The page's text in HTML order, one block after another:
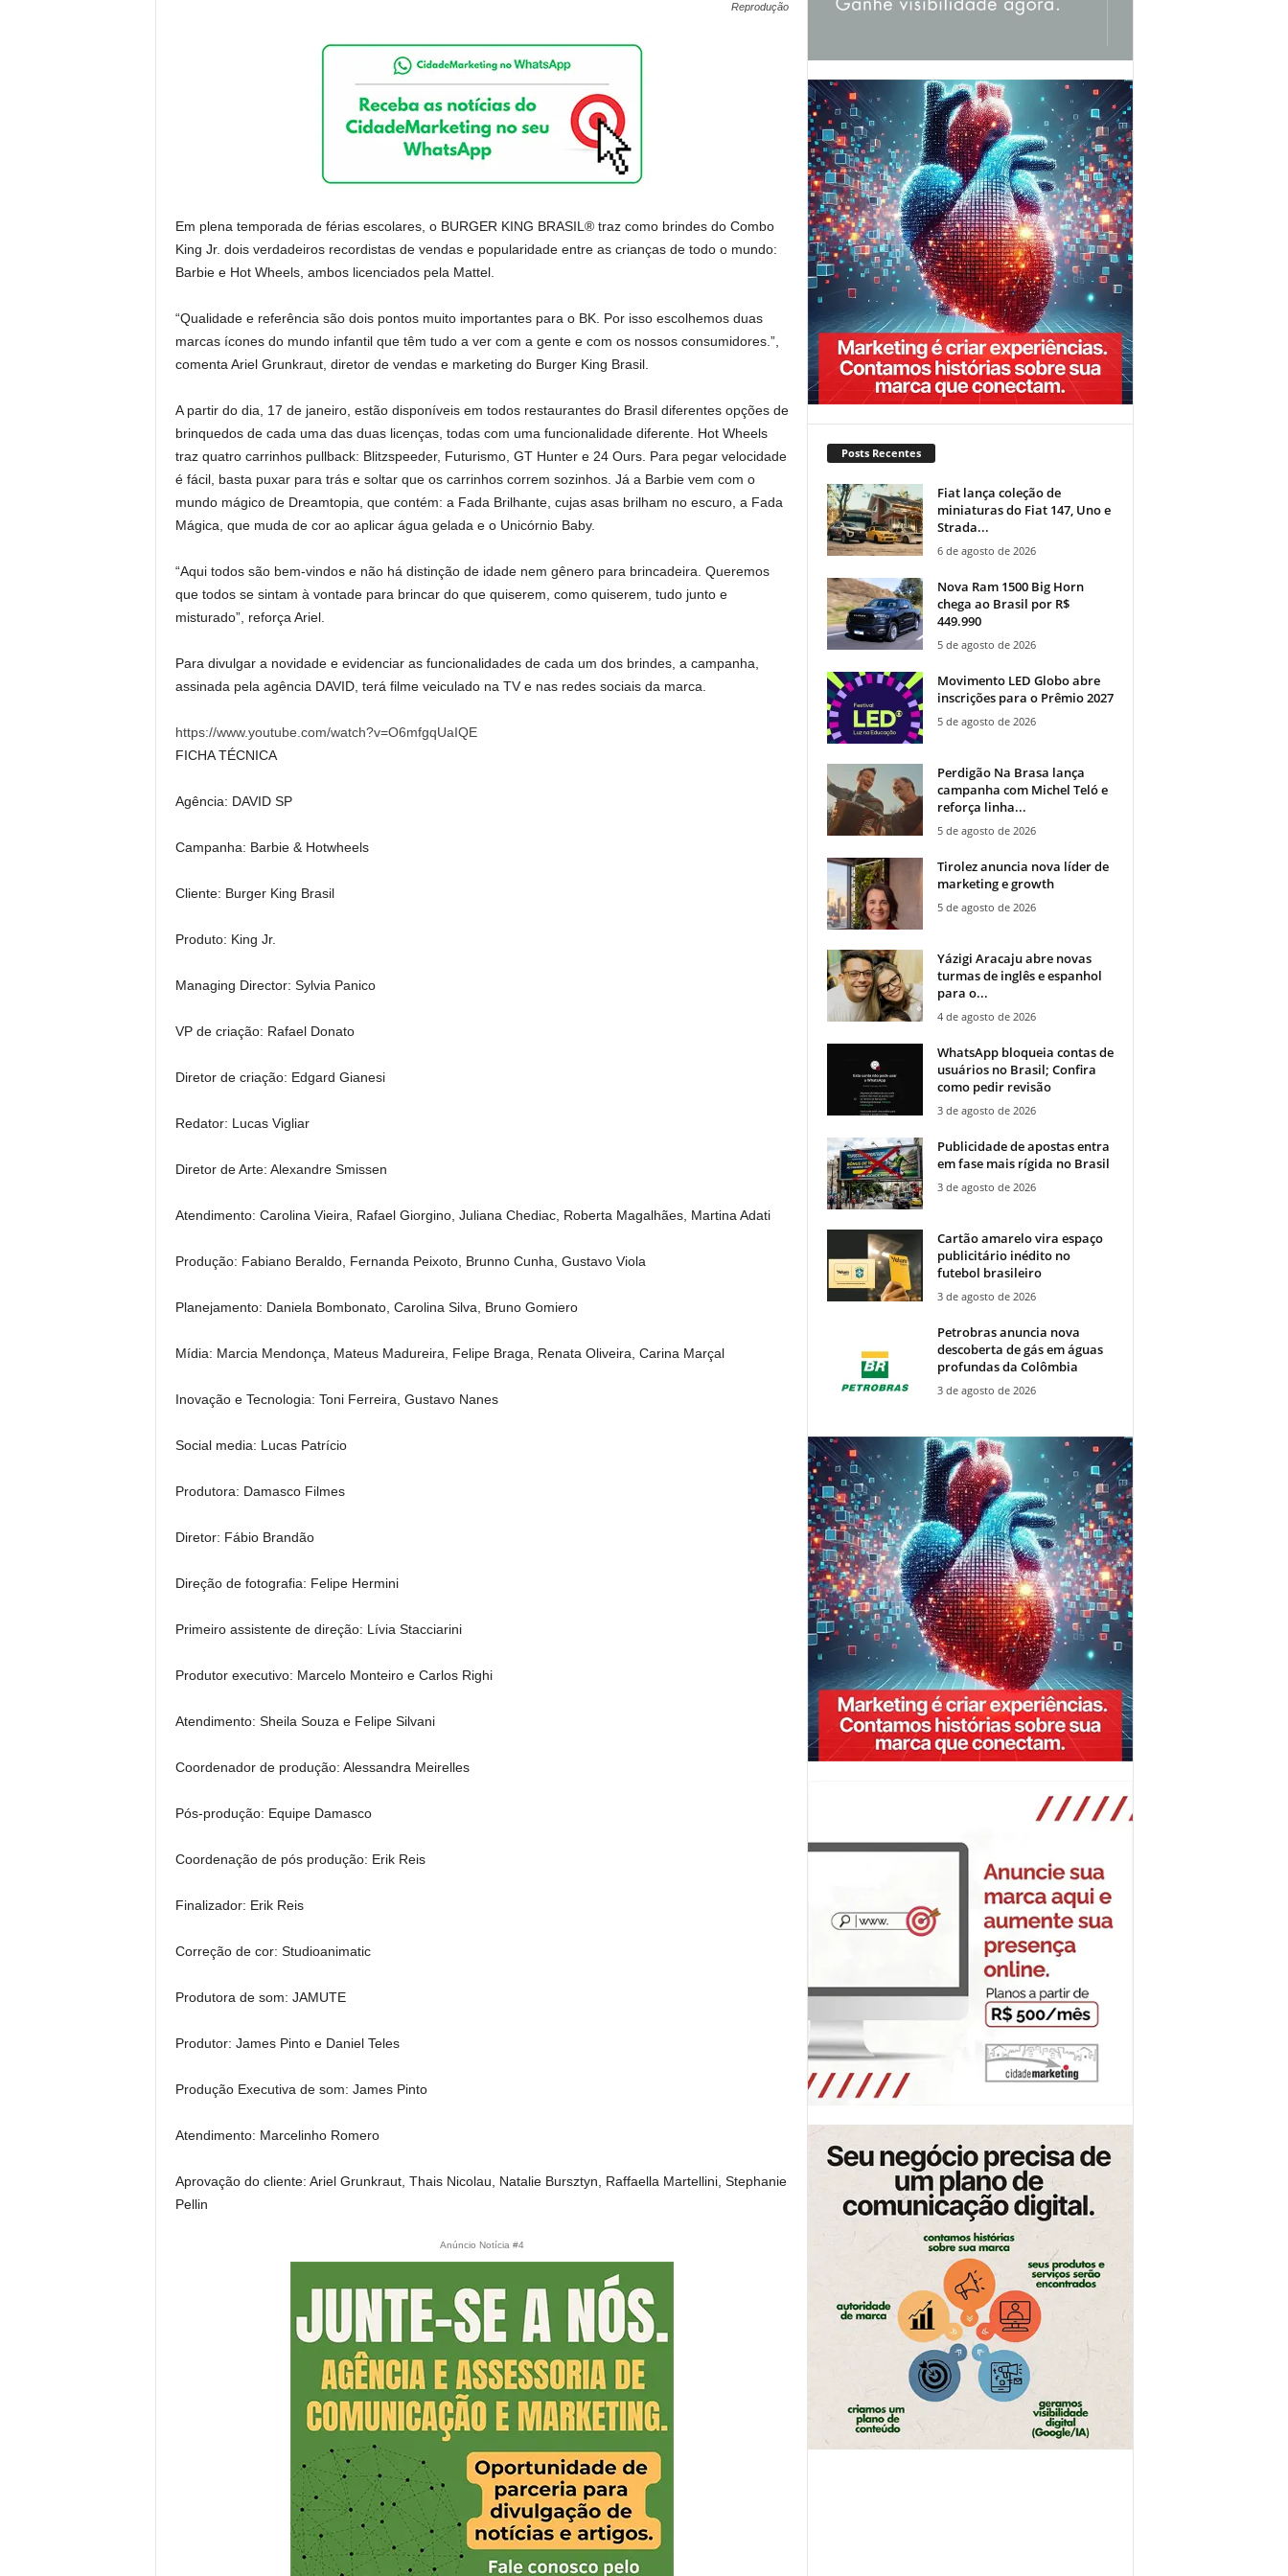
Reprodução
Em plena temporada de férias escolares, o BURGER KING BRASIL® traz como brindes do Combo
King Jr. dois verdadeiros recordistas de vendas e popularidade entre as crianças de todo o mundo:
Barbie e Hot Wheels, ambos licenciados pela Mattel.
“Qualidade e referência são dois pontos muito importantes para o BK. Por isso escolhemos duas
marcas ícones do mundo infantil que têm tudo a ver com a gente e com os nossos consumidores.”,
comenta Ariel Grunkraut, diretor de vendas e marketing do Burger King Brasil.
A partir do dia, 17 de janeiro, estão disponíveis em todos restaurantes do Brasil diferentes opções de
brinquedos de cada uma das duas licenças, todas com uma funcionalidade diferente. Hot Wheels
traz quatro carrinhos pullback: Blitzspeeder, Futurismo, GT Hunter e 24 Ours. Para pegar velocidade
é fácil, basta puxar para trás e soltar que os carrinhos correm sozinhos. Já a Barbie vem com o
mundo mágico de Dreamtopia, que contém: a Fada Brilhante, cujas asas brilham no escuro, a Fada
Mágica, que muda de cor ao aplicar água gelada e o Unicórnio Baby.
“Aqui todos são bem-vindos e não há distinção de idade nem gênero para brincadeira. Queremos
que todos se sintam à vontade para brincar do que quiserem, como quiserem, tudo junto e
misturado”, reforça Ariel.
Para divulgar a novidade e evidenciar as funcionalidades de cada um dos brindes, a campanha,
assinada pela agência DAVID, terá filme veiculado na TV e nas redes sociais da marca.
https://www.youtube.com/watch?v=O6mfgqUaIQE
FICHA TÉCNICA
Agência: DAVID SP
Campanha: Barbie & Hotwheels
Cliente: Burger King Brasil
Produto: King Jr.
Managing Director: Sylvia Panico
VP de criação: Rafael Donato
Diretor de criação: Edgard Gianesi
Redator: Lucas Vigliar
Diretor de Arte: Alexandre Smissen
Atendimento: Carolina Vieira, Rafael Giorgino, Juliana Chediac, Roberta Magalhães, Martina Adati
Produção: Fabiano Beraldo, Fernanda Peixoto, Brunno Cunha, Gustavo Viola
Planejamento: Daniela Bombonato, Carolina Silva, Bruno Gomiero
Mídia: Marcia Mendonça, Mateus Madureira, Felipe Braga, Renata Oliveira, Carina Marçal
Inovação e Tecnologia: Toni Ferreira, Gustavo Nanes
Social media: Lucas Patrício
Produtora: Damasco Filmes
Diretor: Fábio Brandão
Direção de fotografia: Felipe Hermini
Primeiro assistente de direção: Lívia Stacciarini
Produtor executivo: Marcelo Monteiro e Carlos Righi
Atendimento: Sheila Souza e Felipe Silvani
Coordenador de produção: Alessandra Meirelles
Pós-produção: Equipe Damasco
Coordenação de pós produção: Erik Reis
Finalizador: Erik Reis
Correção de cor: Studioanimatic
Produtora de som: JAMUTE
Produtor: James Pinto e Daniel Teles
Produção Executiva de som: James Pinto
Atendimento: Marcelinho Romero
Aprovação do cliente: Ariel Grunkraut, Thais Nicolau, Natalie Bursztyn, Raffaella Martellini, Stephanie
Pellin
Anúncio Notícia #4
Posts Recentes
Fiat lança coleção de
miniaturas do Fiat 147, Uno e
Strada...
6 de agosto de 2026
Nova Ram 1500 Big Horn
chega ao Brasil por R$
449.990
5 de agosto de 2026
Movimento LED Globo abre
inscrições para o Prêmio 2027
5 de agosto de 2026
Perdigão Na Brasa lança
campanha com Michel Teló e
reforça linha...
5 de agosto de 2026
Tirolez anuncia nova líder de
marketing e growth
5 de agosto de 2026
Yázigi Aracaju abre novas
turmas de inglês e espanhol
para o...
4 de agosto de 2026
WhatsApp bloqueia contas de
usuários no Brasil; Confira
como pedir revisão
3 de agosto de 2026
Publicidade de apostas entra
em fase mais rígida no Brasil
3 de agosto de 2026
Cartão amarelo vira espaço
publicitário inédito no
futebol brasileiro
3 de agosto de 2026
Petrobras anuncia nova
descoberta de gás em águas
profundas da Colômbia
3 de agosto de 2026